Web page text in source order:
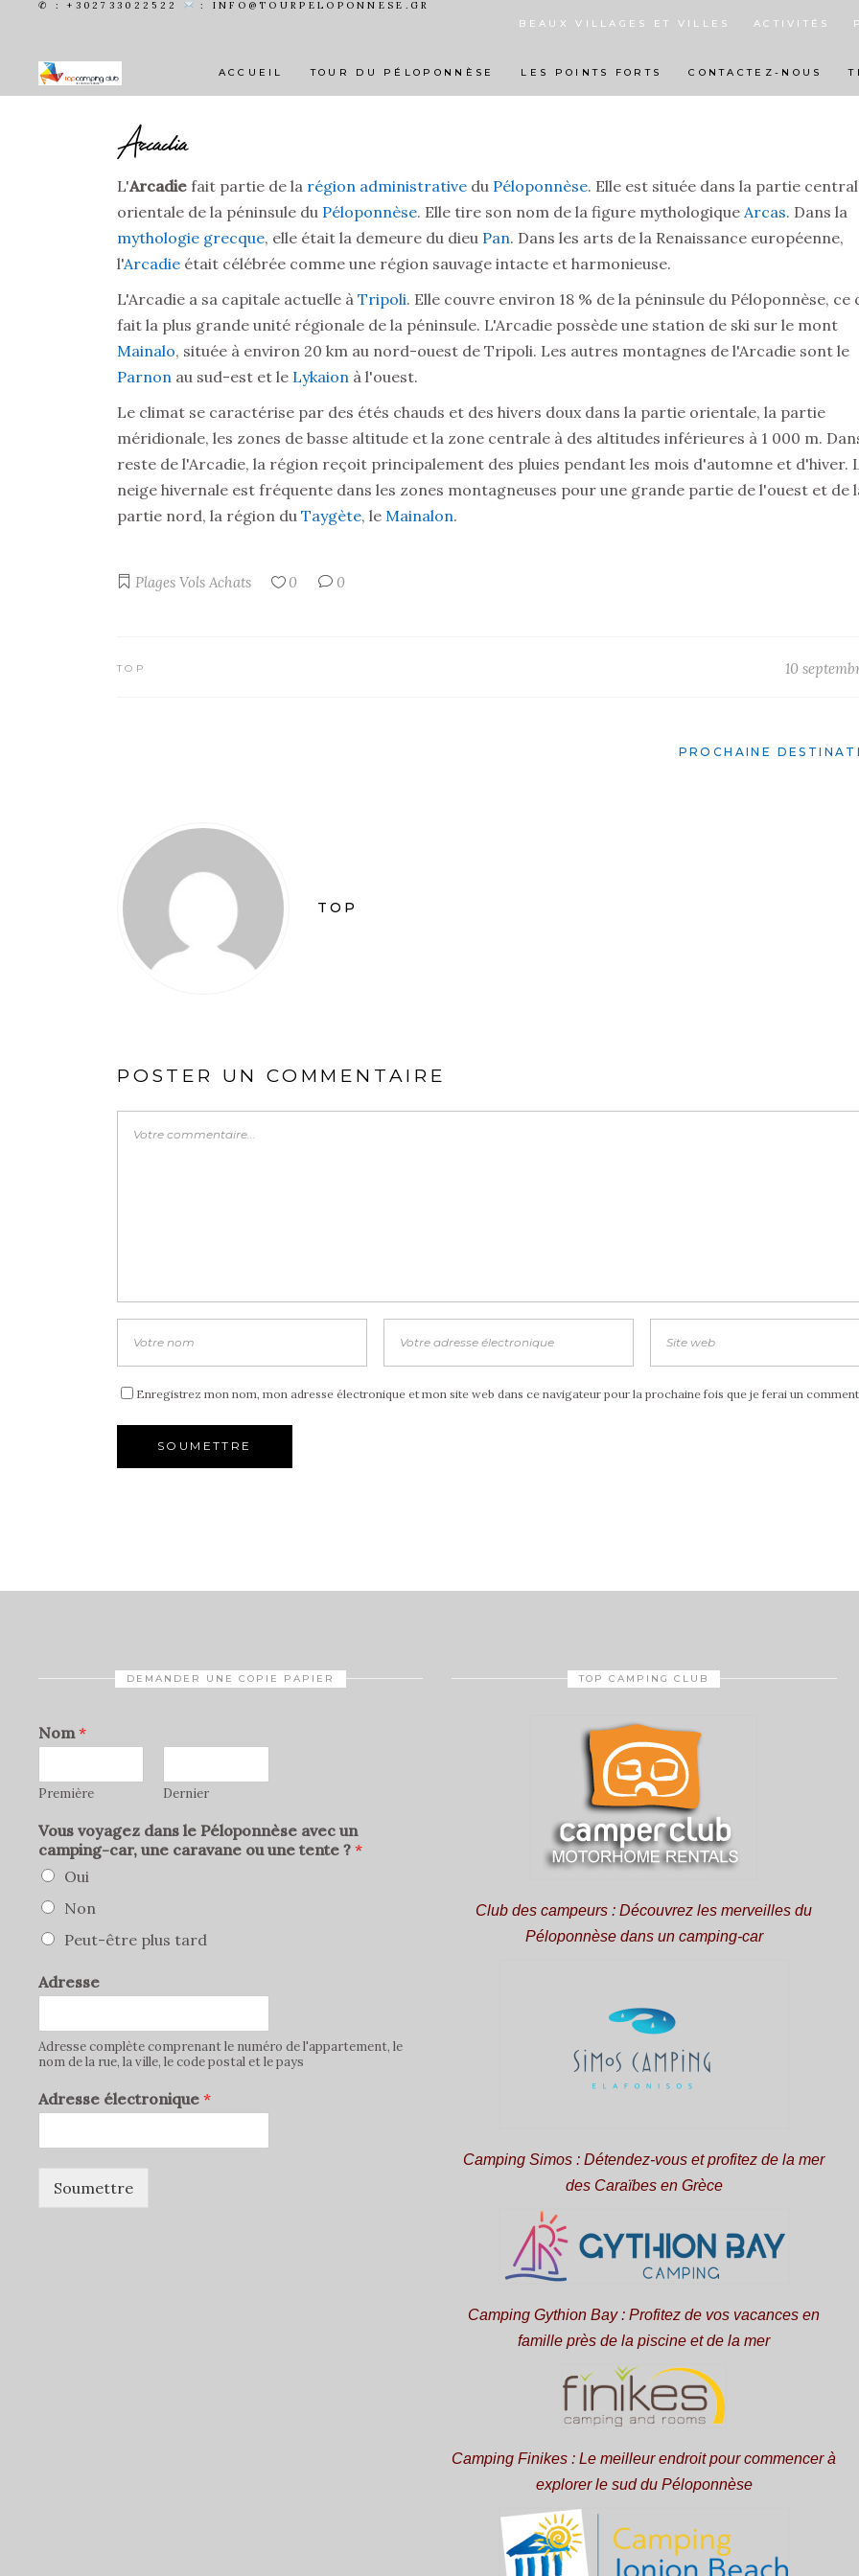
✆ : +302733022522
: INFO@TOURPELOPONNESE.GR
BEAUX VILLAGES ET VILLES
ACTIVITÉS
ACCUEIL TOUR DU PÉLOPONNÈSE LES POINTS FORTS CONTACTEZ-NOUS
Arcadia
L'Arcadie fait partie de la région administrative du Péloponnèse. Elle est située dans la partie
orientale de la péninsule du Péloponnèse. Elle tire son nom de la figure mythologique Arcas. Dans la
mythologie grecque, elle était la demeure du dieu Pan. Dans les arts de la Renaissance européenne,
l'Arcadie était célébrée comme une région sauvage intacte et harmonieuse.
L'Arcadie a sa capitale actuelle à Tripoli. Elle couvre environ 18 % de la péninsule du Péloponnèse, ce
fait la plus grande unité régionale de la péninsule. L'Arcadie possède une station de ski sur le mont
Mainalo, située à environ 20 km au nord-ouest de Tripoli. Les autres montagnes de l'Arcadie sont le
Parnon au sud-est et le Lykaion à l'ouest.
Le climat se caractérise par des étés chauds et des hivers doux dans la partie orientale, la partie
méridionale, les zones de basse altitude et la zone centrale à des altitudes inférieures à 1 000 m.
reste de l'Arcadie, la région reçoit principalement des pluies pendant les mois d'automne et d'hiver.
neige hivernale est fréquente dans les zones montagneuses pour une grande partie de l'ouest et de
partie nord, la région du Taygète, le Mainalon.
Plages Vols Achats 0 0
TOP 10
PROCHAINE
TOP
POSTER UN COMMENTAIRE
Enregistrez mon nom, mon adresse électronique et mon site web dans ce navigateur pour la prochaine fois que je ferai un
DEMANDER UNE COPIE PAPIER
Nom*
Première Dernier
Vous voyagez dans le Péloponnèse avec un
camping-car, une caravane ou une tente ? *
Oui
Non
Peut-être plus tard
Adresse
Adresse complète comprenant le numéro de l'appartement, le
nom de la rue, la ville, le code postal et le pays
Adresse électronique *
Soumettre
TOP CAMPING CLUB
Club des campeurs : Découvrez les merveilles du
Péloponnèse dans un camping-car
Camping Simos : Détendez-vous et profitez de la mer
des Caraïbes en Grèce
Camping Gythion Bay : Profitez de vos vacances en
famille près de la piscine et de la mer
Camping Finikes : Le meilleur endroit pour commencer à
explorer le sud du Péloponnèse